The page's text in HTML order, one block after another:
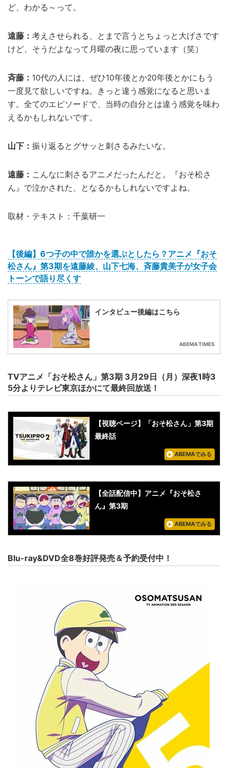
ど、わかる～って。
遠藤： 考えさせられる、とまで言うとちょっと大げさです
けど、そうだよなって月曜の夜に思っています（笑）
斉藤： 10代の人には、ぜひ10年後とか20年後とかにもう
一度見て欲しいですね。きっと違う感覚になると思いま
す。全てのエピソードで、当時の自分とは違う感覚を味わ
えるかもしれないです。
山下： 振り返るとグサッと刺さるみたいな。
遠藤： こんなに刺さるアニメだったんだと。『おそ松さ
ん』で泣かされた、となるかもしれないですよね。
取材・テキスト：千葉研一
【後編】6つ子の中で誰かを選ぶとしたら？アニメ『おそ
松さん』第3期を遠藤綾、山下七海、斉藤貴美子が女子会
トーンで語り尽くす
インタビュー後編はこちら
ABEMA TIMES
TVアニメ「おそ松さん」第3期 3月29日（月）深夜1時3
5分よりテレビ東京ほかにて最終回放送！
【視聴ページ】「おそ松さん」第3期
最終話
ABEMAでみる
【全話配信中】アニメ『おそ松さ
ん』第3期
ABEMAでみる
Blu-ray&DVD全8巻好評発売＆予約受付中！